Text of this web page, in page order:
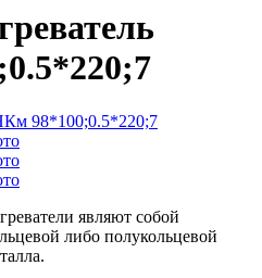
являют собой
либо полукольцевой